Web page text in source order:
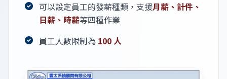
可以設定員工的發薪種類，支援月薪、計件、
日薪、時薪等四種作業
員工人數限制為 100 人